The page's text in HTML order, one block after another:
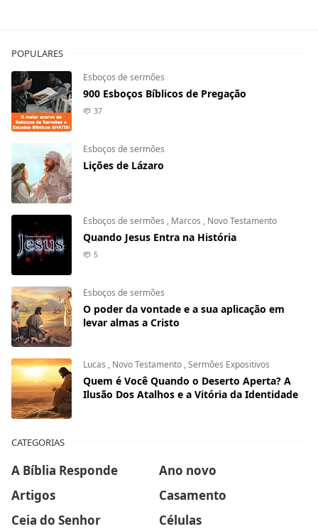
POPULARES
Esboços de sermões
900 Esboços Bíblicos de Pregação
37
Esboços de sermões
Lições de Lázaro
Esboços de sermões , Marcos , Novo Testamento
Quando Jesus Entra na História
5
Esboços de sermões
O poder da vontade e a sua aplicação em
levar almas a Cristo
Lucas , Novo Testamento ,Sermões Expositivos
Quem é Você Quando o Deserto Aperta? A
Ilusão Dos Atalhos e a Vitória da Identidade
CATEGORIAS
A Bíblia Responde
Ano novo
Artigos
Casamento
Ceia do Senhor
Células